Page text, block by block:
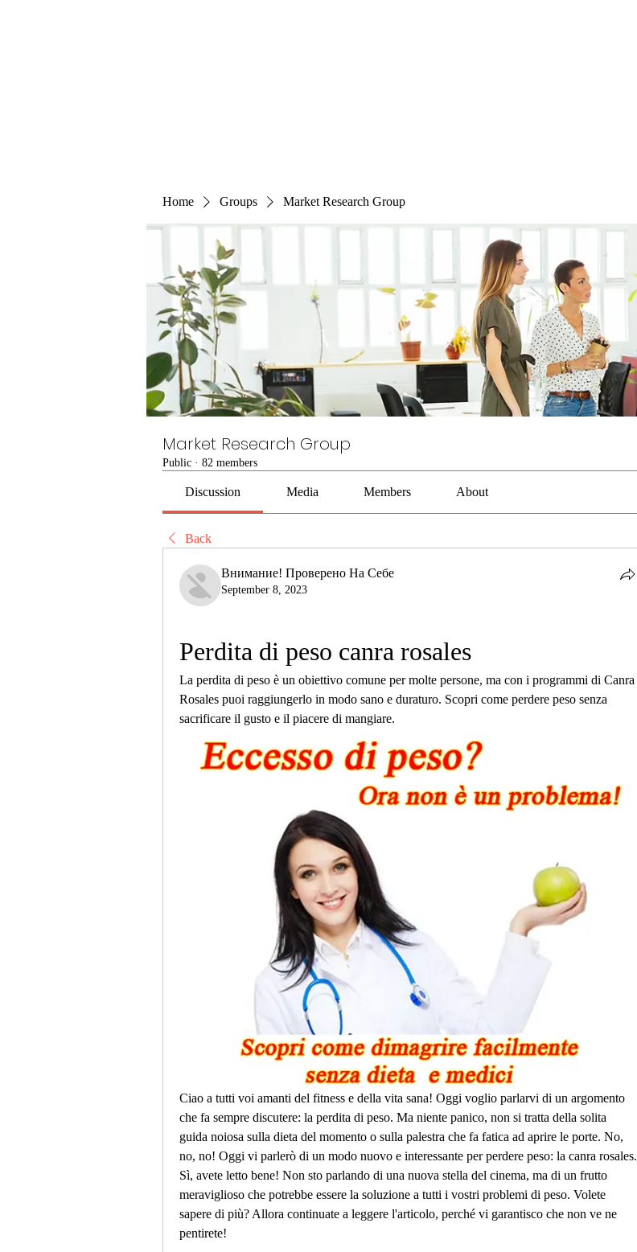
Home Groups Market Research Group
Market Research Group
Public · 82 members
Discussion Media Members About
Back
Внимание! Проверено На Себе
September 8, 2023
Perdita di peso canra rosales
La perdita di peso è un obiettivo comune per molte persone, ma con i programmi di Canra
Rosales puoi raggiungerlo in modo sano e duraturo. Scopri come perdere peso senza
sacrificare il gusto e il piacere di mangiare.
Ciao a tutti voi amanti del fitness e della vita sana! Oggi voglio parlarvi di un argomento
che fa sempre discutere: la perdita di peso. Ma niente panico, non si tratta della solita
guida noiosa sulla dieta del momento o sulla palestra che fa fatica ad aprire le porte. No,
no, no! Oggi vi parlerò di un modo nuovo e interessante per perdere peso: la canra rosales.
Sì, avete letto bene! Non sto parlando di una nuova stella del cinema, ma di un frutto
meraviglioso che potrebbe essere la soluzione a tutti i vostri problemi di peso. Volete
sapere di più? Allora continuate a leggere l'articolo, perché vi garantisco che non ve ne
pentirete!